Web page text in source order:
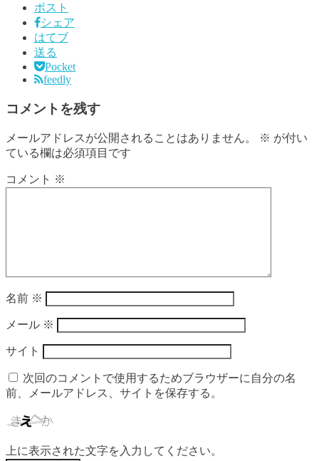
ポスト
シェア
はてブ
送る
Pocket
feedly
コメントを残す
メールアドレスが公開されることはありません。 ※ が付い
ている欄は必須項目です
コメント ※
名前 ※
メール ※
サイト
次回のコメントで使用するためブラウザーに自分の名
前、メールアドレス、サイトを保存する。
上に表示された文字を入力してください。